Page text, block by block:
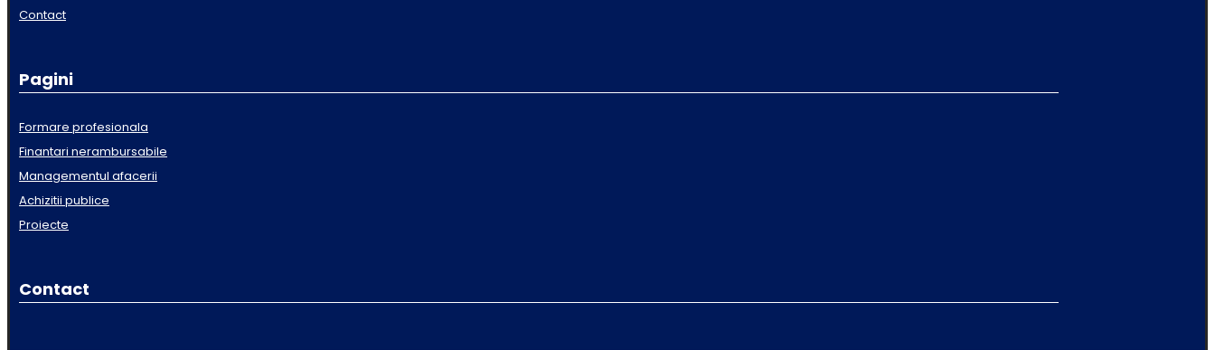
Contact
Pagini
Formare profesionala
Finantari nerambursabile
Managementul afacerii
Achizitii publice
Proiecte
Contact